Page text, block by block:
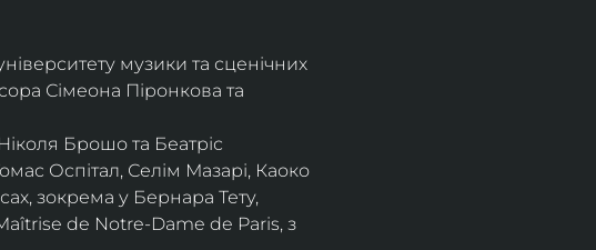
музики та сценічних
Сімеона Піронкова та
Брошо та Беатріс
Оспітал, Селім Мазарі, Каоко
зокрема у Бернара Тету,
de Notre-Dame de Paris, з